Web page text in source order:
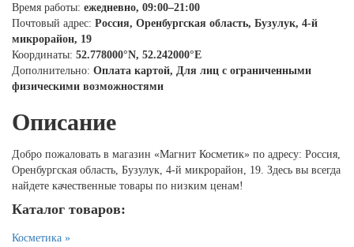
Время работы: ежедневно, 09:00–21:00
Почтовый адрес: Россия, Оренбургская область, Бузулук, 4-й
микрорайон, 19
Координаты: 52.778000°N, 52.242000°E
Дополнительно: Оплата картой, Для лиц с ограниченными
физическими возможностями
Описание
Добро пожаловать в магазин «Магнит Косметик» по адресу: Россия,
Оренбургская область, Бузулук, 4-й микрорайон, 19. Здесь вы всегда
найдете качественные товары по низким ценам!
Каталог товаров:
Косметика »